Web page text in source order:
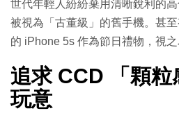
世代年輕人紛紛棄用清晰銳利的
被視為「古董級」的舊手機。甚
的 iPhone 5s 作為節日禮物，視
追求 CCD 「顆
玩意